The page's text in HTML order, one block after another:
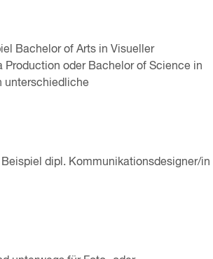
Bachelor of Arts in Visueller
oder Bachelor of Science in
unterschiedliche
dipl. Kommunikationsdesigner/in